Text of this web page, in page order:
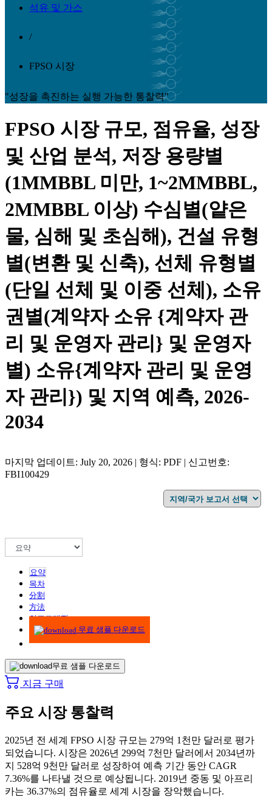
석유 및 가스
/
FPSO 시장
"성장을 촉진하는 실행 가능한 통찰력"
FPSO 시장 규모, 점유율, 성장
및 산업 분석, 저장 용량별
(1MMBBL 미만, 1~2MMBBL,
2MMBBL 이상) 수심별(얕은
물, 심해 및 초심해), 건설 유형
별(변환 및 신축), 선체 유형별
(단일 선체 및 이중 선체), 소유
권별(계약자 소유 {계약자 관
리 및 운영자 관리} 및 운영자
별) 소유{계약자 관리 및 운영
자 관리}) 및 지역 예측, 2026-
2034
마지막 업데이트: July 20, 2026 | 형식: PDF | 신고번호:
FBI100429
요약
목차
分割
方法
인포그래픽
무료 샘플 다운로드
무료 샘플 다운로드
지금 구매
주요 시장 통찰력
2025년 전 세계 FPSO 시장 규모는 279억 1천만 달러로 평가
되었습니다. 시장은 2026년 299억 7천만 달러에서 2034년까
지 528억 9천만 달러로 성장하여 예측 기간 동안 CAGR
7.36%를 나타낼 것으로 예상됩니다. 2019년 중동 및 아프리
카는 36.37%의 점유율로 세계 시장을 장악했습니다.